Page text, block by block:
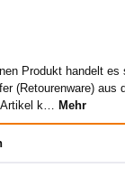
Produkt handelt es
(Retourenware) aus
Artikel k… Mehr